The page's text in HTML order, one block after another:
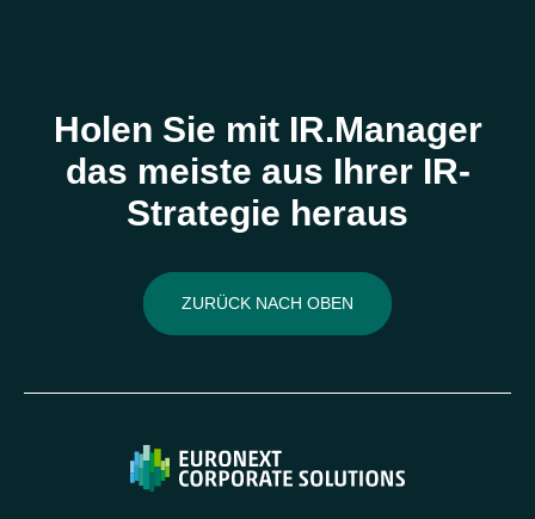
Holen Sie mit IR.Manager
das meiste aus Ihrer IR-
Strategie heraus
ZURÜCK NACH OBEN